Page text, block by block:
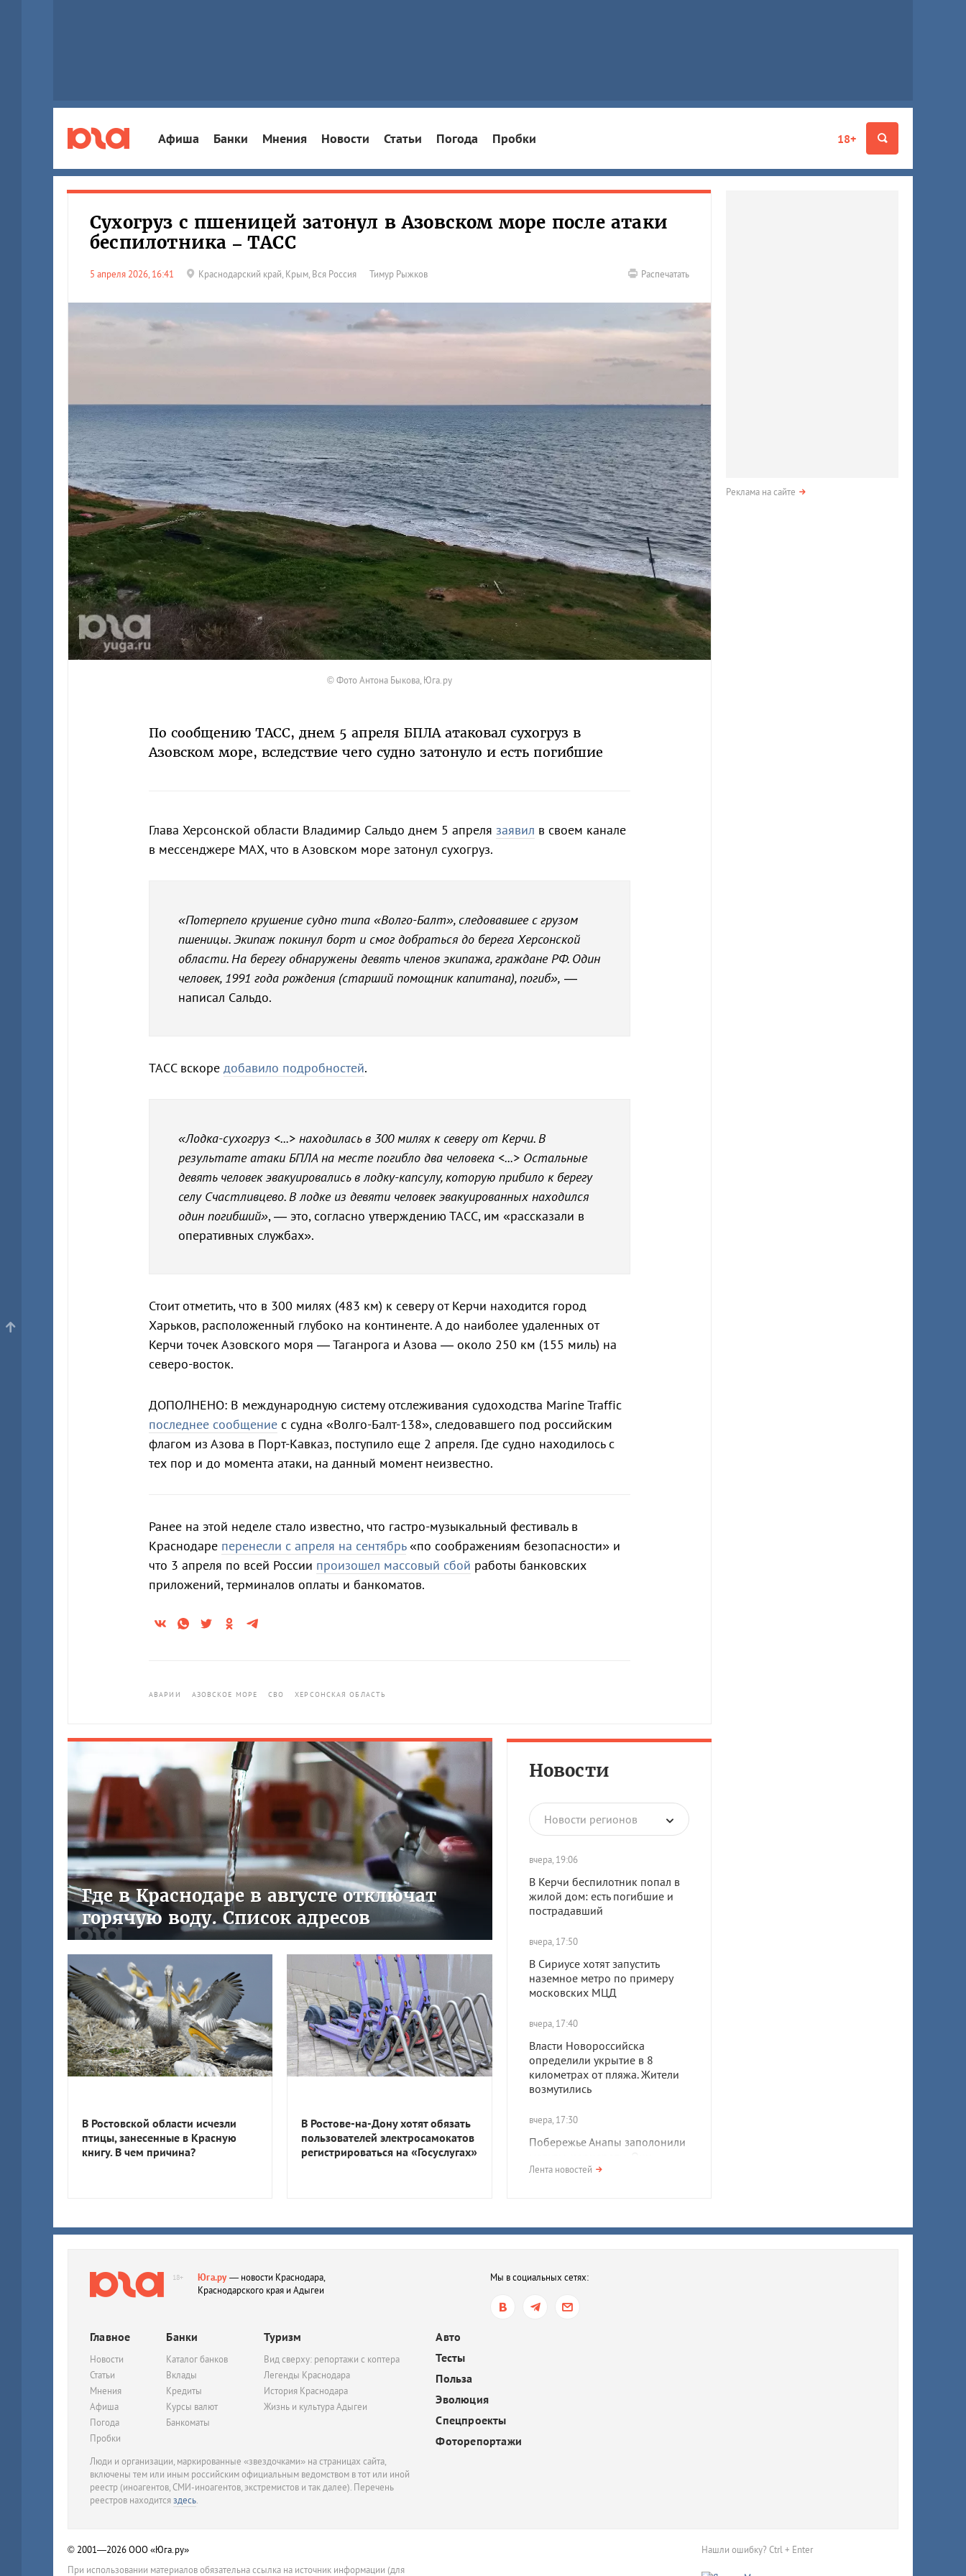
18+
Афиша Банки Мнения Новости Статьи Погода Пробки
Сухогруз с пшеницей затонул в Азовском море после атаки
беспилотника – ТАСС
5 апреля 2026, 16:41 Краснодарский край, Крым, Вся Россия Тимур Рыжков Распечатать
© Фото Антона Быкова, Юга.ру
По сообщению ТАСС, днем 5 апреля БПЛА атаковал сухогруз в
Азовском море, вследствие чего судно затонуло и есть погибшие
Глава Херсонской области Владимир Сальдо днем 5 апреля заявил в своем канале
в мессенджере МАХ, что в Азовском море затонул сухогруз.
«Потерпело крушение судно типа «Волго-Балт», следовавшее с грузом
пшеницы. Экипаж покинул борт и смог добраться до берега Херсонской
области. На берегу обнаружены девять членов экипажа, граждане РФ. Один
человек, 1991 года рождения (старший помощник капитана), погиб», —
написал Сальдо.
ТАСС вскоре добавило подробностей.
«Лодка-сухогруз <...> находилась в 300 милях к северу от Керчи. В
результате атаки БПЛА на месте погибло два человека <...> Остальные
девять человек эвакуировались в лодку-капсулу, которую прибило к берегу
селу Счастливцево. В лодке из девяти человек эвакуированных находился
один погибший», — это, согласно утверждению ТАСС, им «рассказали в
оперативных службах».
Стоит отметить, что в 300 милях (483 км) к северу от Керчи находится город
Харьков, расположенный глубоко на континенте. А до наиболее удаленных от
Керчи точек Азовского моря — Таганрога и Азова — около 250 км (155 миль) на
северо-восток.
ДОПОЛНЕНО: В международную систему отслеживания судоходства Marine Traffic
последнее сообщение с судна «Волго-Балт-138», следовавшего под российским
флагом из Азова в Порт-Кавказ, поступило еще 2 апреля. Где судно находилось с
тех пор и до момента атаки, на данный момент неизвестно.
Ранее на этой неделе стало известно, что гастро-музыкальный фестиваль в
Краснодаре перенесли с апреля на сентябрь«по соображениям безопасности» и
что 3 апреля по всей России произошел массовый сбой работы банковских
приложений, терминалов оплаты и банкоматов.
АВАРИИ АЗОВСКОЕ МОРЕ СВО ХЕРСОНСКАЯ ОБЛАСТЬ
Новости
Новости регионов
вчера, 19:06
В Керчи беспилотник попал в
жилой дом: есть погибшие и
пострадавший
вчера, 17:50
В Сириусе хотят запустить
наземное метро по примеру
московских МЦД
вчера, 17:40
Власти Новороссийска
определили укрытие в 8
километрах от пляжа. Жители
возмутились
вчера, 17:30
Побережье Анапы заполонили
медузы-корнероты. Они
опасны?
Сильная жара и дожди. Узнали,
какую погоду ждать в
Лента новостей
Где в Краснодаре в августе отключат
горячую воду. Список адресов
В Ростовской области исчезли
птицы, занесенные в Красную
книгу. В чем причина?
В Ростове-на-Дону хотят обязать
пользователей электросамокатов
регистрироваться на «Госуслугах»
Реклама на сайте
18+ Юга.ру— новости Краснодара,
Краснодарского края и Адыгеи
Мы в социальных сетях:
Главное
Новости
Статьи
Мнения
Афиша
Погода
Пробки
Банки
Каталог банков
Вклады
Кредиты
Курсы валют
Банкоматы
Туризм
Вид сверху: репортажи с коптера
Легенды Краснодара
История Краснодара
Жизнь и культура Адыгеи
Авто
Тесты
Польза
Эволюция
Спецпроекты
Фоторепортажи
Люди и организации, маркированные «звездочками» на страницах сайта,
включены тем или иным российским официальным ведомством в тот или иной
реестр (иноагентов, СМИ-иноагентов, экстремистов и так далее). Перечень
реестров находитсяздесь.
© 2001—2026ООО «Юга.ру»
При использовании материалов обязательна ссылка на источник информации (для
Нашли ошибку? Ctrl + Enter